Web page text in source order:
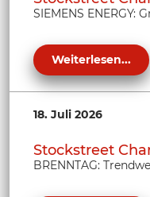
SIEMENS ENERGY:
Weiterlesen...
18. Juli 2026
Stockstreet
BRENNTAG: